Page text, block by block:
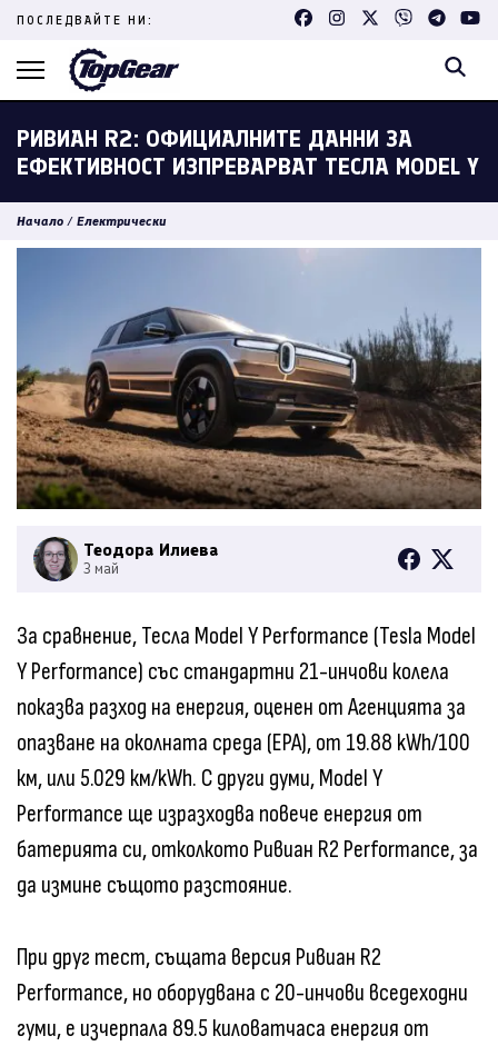
Skip
content
ПОСЛЕДВАЙТЕ НИ:
РИВИАН R2: ОФИЦИАЛНИТЕ ДАННИ ЗА
ЕФЕКТИВНОСТ ИЗПРЕВАРВАТ ТЕСЛА MODEL Y
Начало / Електрически
Теодора Илиева
3 май
За сравнение, Тесла Model Y Performance (Tesla Model
Y Performance) със стандартни 21-инчови колела
показва разход на енергия, оценен от Агенцията за
опазване на околната среда (EPA), от 19.88 kWh/100
км, или 5.029 км/kWh. С други думи, Model Y
Performance ще изразходва повече енергия от
батерията си, отколкото Ривиан R2 Performance, за
да измине същото разстояние.
При друг тест, същата версия Ривиан R2
Performance, но оборудвана с 20-инчови вседеходни
гуми, е изчерпала 89.5 киловатчаса енергия от